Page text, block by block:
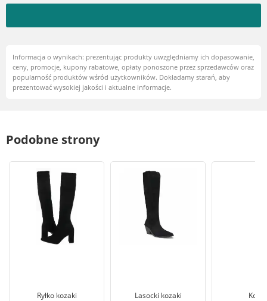
Informacja o wynikach: prezentując produkty uwzględniamy ich dopasowanie,
ceny, promocje, kupony rabatowe, opłaty ponoszone przez sprzedawców oraz
popularność produktów wśród użytkowników. Dokładamy starań, aby
prezentować wysokiej jakości i aktualne informacje.
Podobne strony
Ryłko kozaki Lasocki kozaki